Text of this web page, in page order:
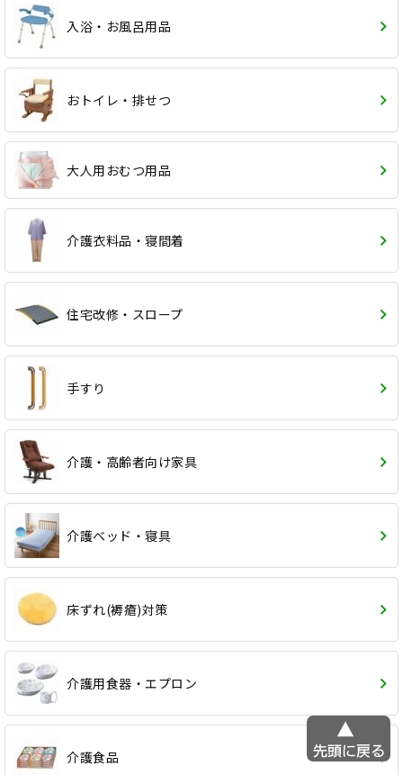
入浴・お風呂用品
おトイレ・排せつ
大人用おむつ用品
介護衣料品・寝間着
住宅改修・スロープ
手すり
介護・高齢者向け家具
介護ベッド・寝具
床ずれ(褥瘡)対策
介護用食器・エプロン
介護食品